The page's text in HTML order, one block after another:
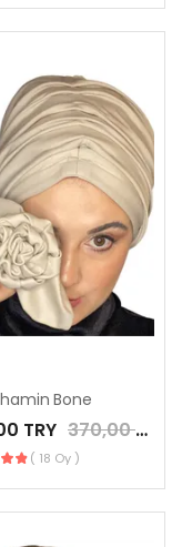
Bone
TRY 370,00 TRY
( 18 Oy )